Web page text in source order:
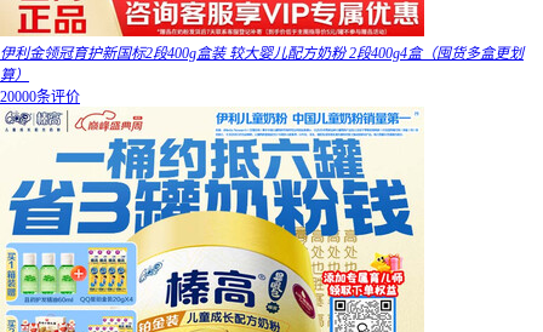
伊利金领冠育护新国标2段400g盒装 较大婴儿配方奶粉 2段400g4盒（囤货多盒更划
算）
20000条评价